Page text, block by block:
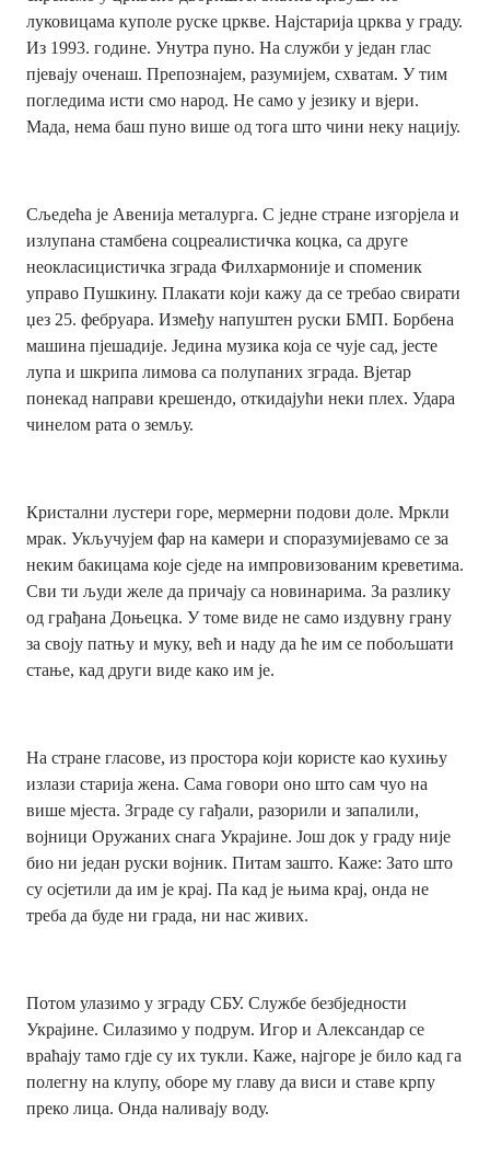
луковицама куполе руске цркве. Најстарија црква у граду.
Из 1993. године. Унутра пуно. На служби у један глас
пјевају оченаш. Препознајем, разумијем, схватам. У тим
погледима исти смо народ. Не само у језику и вјери.
Мада, нема баш пуно више од тога што чини неку нацију.
Сљедећа је Авенија металурга. С једне стране изгорјела и
излупана стамбена соцреалистичка коцка, са друге
неокласицистичка зграда Филхармоније и споменик
управо Пушкину. Плакати који кажу да се требао свирати
џез 25. фебруара. Између напуштен руски БМП. Борбена
машина пјешадије. Једина музика која се чује сад, јесте
лупа и шкрипа лимова са полупаних зграда. Вјетар
понекад направи крешендо, откидајући неки плех. Удара
чинелом рата о земљу.
Кристални лустери горе, мермерни подови доле. Мркли
мрак. Укључујем фар на камери и споразумијевамо се за
неким бакицама које сједе на импровизованим креветима.
Сви ти људи желе да причају са новинарима. За разлику
од грађана Доњецка. У томе виде не само издувну грану
за своју патњу и муку, већ и наду да ће им се побољшати
стање, кад други виде како им је.
На стране гласове, из простора који користе као кухињу
излази старија жена. Сама говори оно што сам чуо на
више мјеста. Зграде су гађали, разорили и запалили,
војници Оружаних снага Украјине. Још док у граду није
био ни један руски војник. Питам зашто. Каже: Зато што
су осјетили да им је крај. Па кад је њима крај, онда не
треба да буде ни града, ни нас живих.
Потом улазимо у зграду СБУ. Службе безбједности
Украјине. Силазимо у подрум. Игор и Александар се
враћају тамо гдје су их тукли. Каже, најгоре је било кад га
полегну на клупу, оборе му главу да виси и ставе крпу
преко лица. Онда наливају воду.